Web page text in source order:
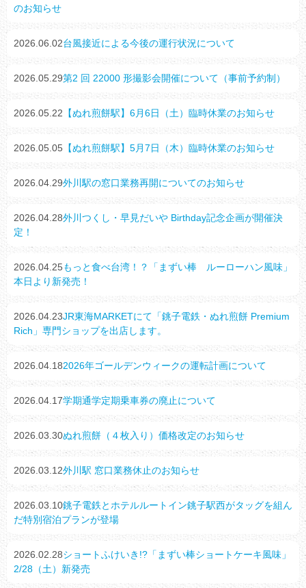
のお知らせ
2026.06.02台風接近による今後の運行状況について
2026.05.29第2 回 22000 形撮影会開催について（事前予約制）
2026.05.22 【ぬれ煎餅駅】6月6日（土）臨時休業のお知らせ
2026.05.05 【ぬれ煎餅駅】5月7日（木）臨時休業のお知らせ
2026.04.29外川駅の窓口業務再開についてのお知らせ
2026.04.28外川つくし・早見だいや Birthday記念企画が開催決
定！
2026.04.25もっと食べ台湾！？「まずい棒 ルーローハン風味」
本日より新発売！
2026.04.23JR東海MARKETにて「銚子電鉄・ぬれ煎餅 Premium
Rich」専門ショップを出店します。
2026.04.182026年ゴールデンウィークの運転計画について
2026.04.17学期通学定期乗車券の廃止について
2026.03.30ぬれ煎餅（４枚入り）価格改定のお知らせ
2026.03.12外川駅 窓口業務休止のお知らせ
2026.03.10銚子電鉄とホテルルートイン銚子駅西がタッグを組ん
だ特別宿泊プランが登場
2026.02.28ショートふけいき!?「まずい棒ショートケーキ風味」
2/28（土）新発売